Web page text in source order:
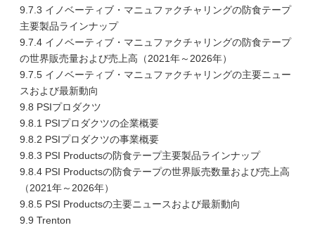
9.7.3 イノベーティブ・マニュファクチャリングの防食テープ
主要製品ラインナップ
9.7.4 イノベーティブ・マニュファクチャリングの防食テープ
の世界販売量および売上高（2021年～2026年）
9.7.5 イノベーティブ・マニュファクチャリングの主要ニュー
スおよび最新動向
9.8 PSIプロダクツ
9.8.1 PSIプロダクツの企業概要
9.8.2 PSIプロダクツの事業概要
9.8.3 PSI Productsの防食テープ主要製品ラインナップ
9.8.4 PSI Productsの防食テープの世界販売数量および売上高
（2021年～2026年）
9.8.5 PSI Productsの主要ニュースおよび最新動向
9.9 Trenton